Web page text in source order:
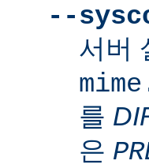
--
서버
를
은